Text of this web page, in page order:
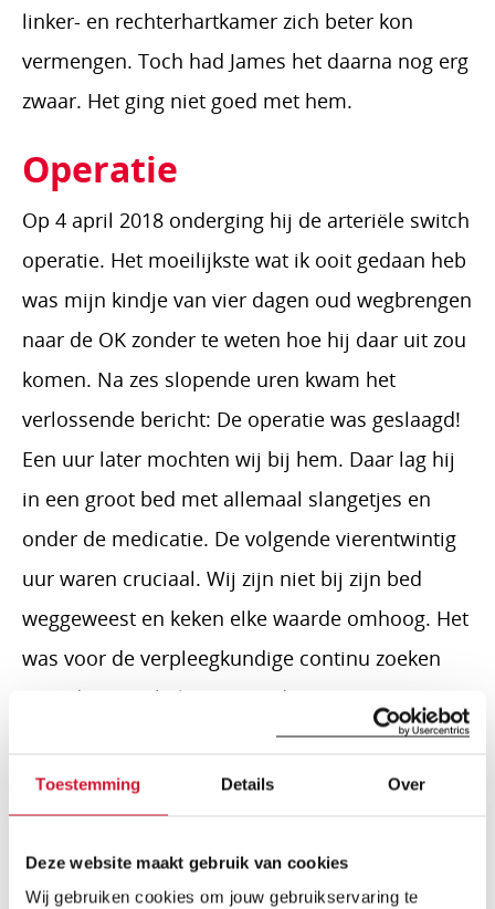
Toestemming Details Over
Deze website maakt gebruik van cookies
Wij gebruiken cookies om jouw gebruikservaring te
linker- en rechterhartkamer zich beter kon
vermengen. Toch had James het daarna nog erg
zwaar. Het ging niet goed met hem.
Operatie
Op 4 april 2018 onderging hij de arteriële switch
operatie. Het moeilijkste wat ik ooit gedaan heb
was mijn kindje van vier dagen oud wegbrengen
naar de OK zonder te weten hoe hij daar uit zou
komen. Na zes slopende uren kwam het
verlossende bericht: De operatie was geslaagd!
Een uur later mochten wij bij hem. Daar lag hij
in een groot bed met allemaal slangetjes en
onder de medicatie. De volgende vierentwintig
uur waren cruciaal. Wij zijn niet bij zijn bed
weggeweest en keken elke waarde omhoog. Het
was voor de verpleegkundige continu zoeken
naar de juiste balans in medicatie.
de kleine man elke dag zichtbaar stappen in de